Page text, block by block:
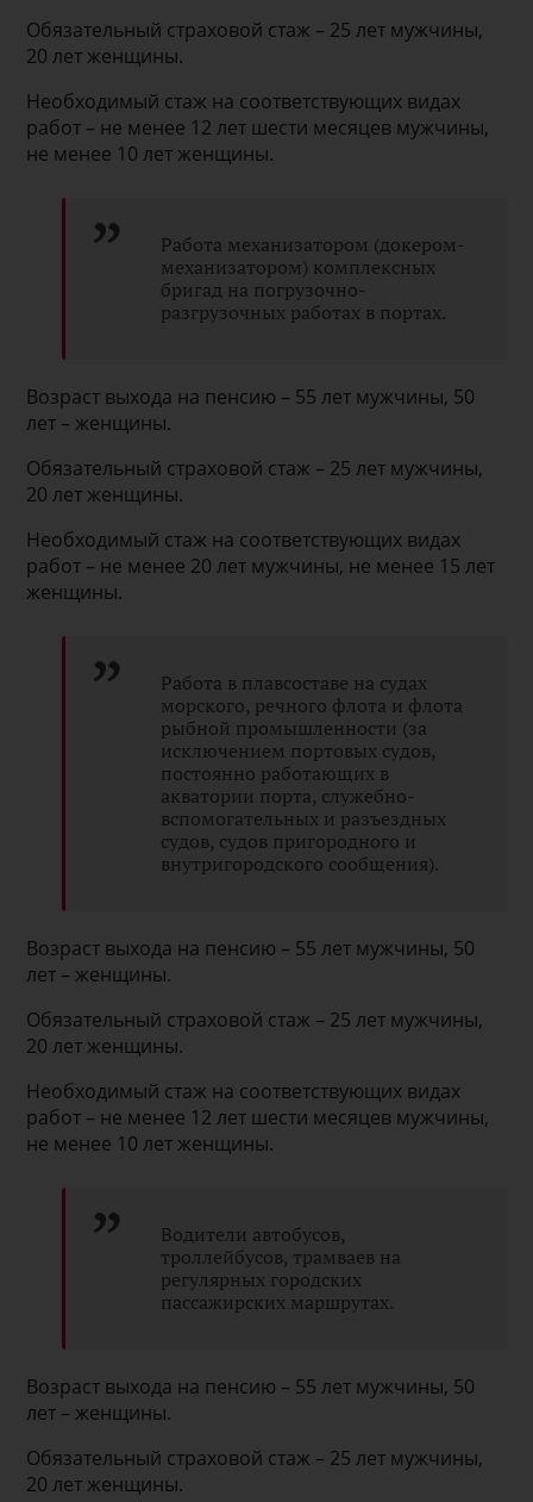
Обязательный страховой стаж – 25 лет мужчины,
20 лет женщины.
Необходимый стаж на соответствующих видах
работ – не менее 12 лет шести месяцев мужчины,
не менее 10 лет женщины.
Работа механизатором (докером-
механизатором) комплексных
бригад на погрузочно-
разгрузочных работах в портах.
Возраст выхода на пенсию – 55 лет мужчины, 50
лет – женщины.
Обязательный страховой стаж – 25 лет мужчины,
20 лет женщины.
Необходимый стаж на соответствующих видах
работ – не менее 20 лет мужчины, не менее 15 лет
женщины.
Работа в плавсоставе на судах
морского, речного флота и флота
рыбной промышленности (за
исключением портовых судов,
постоянно работающих в
акватории порта, служебно-
вспомогательных и разъездных
судов, судов пригородного и
внутригородского сообщения).
Возраст выхода на пенсию – 55 лет мужчины, 50
лет – женщины.
Обязательный страховой стаж – 25 лет мужчины,
20 лет женщины.
Необходимый стаж на соответствующих видах
работ – не менее 12 лет шести месяцев мужчины,
не менее 10 лет женщины.
Водители автобусов,
троллейбусов, трамваев на
регулярных городских
пассажирских маршрутах.
Возраст выхода на пенсию – 55 лет мужчины, 50
лет – женщины.
Обязательный страховой стаж – 25 лет мужчины,
20 лет женщины.